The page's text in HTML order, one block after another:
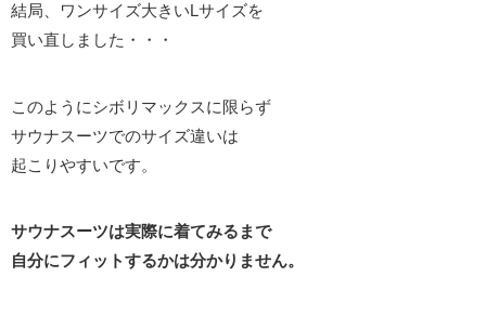
結局、ワンサイズ大きいLサイズを
買い直しました・・・
このようにシボリマックスに限らず
サウナスーツでのサイズ違いは
起こりやすいです。
サウナスーツは実際に着てみるまで
自分にフィットするかは分かりません。